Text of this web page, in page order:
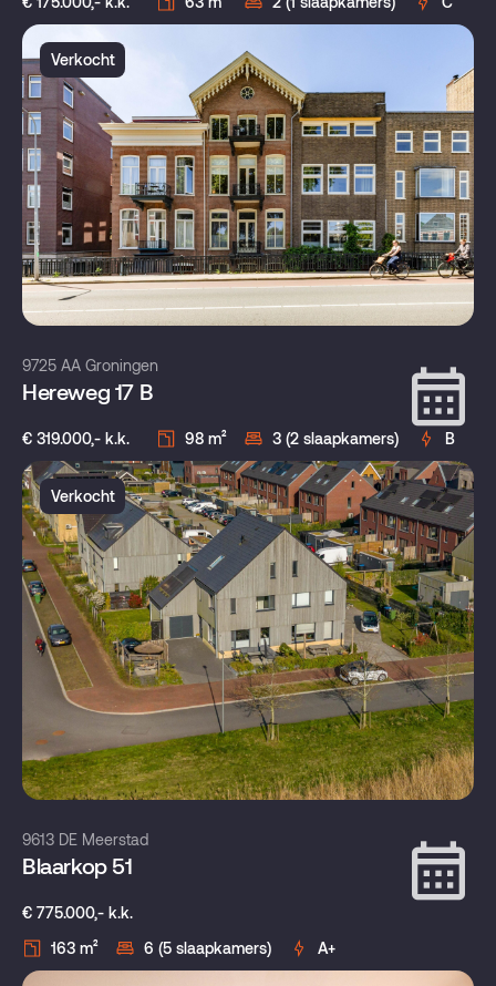
Verkocht
9725 AA Groningen
Hereweg 17 B
€ 319.000,- k.k. 98 m² 3 (2 slaapkamers) B
Verkocht
9613 DE Meerstad
Blaarkop 51
€ 775.000,- k.k.
163 m²
6 (5 slaapkamers) A+